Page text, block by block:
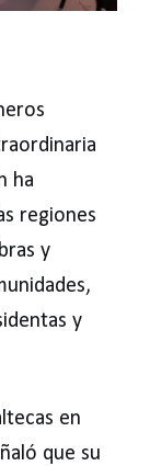
ha
regiones
y
y
en
que su